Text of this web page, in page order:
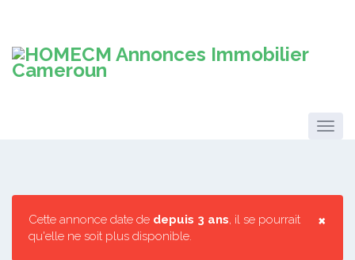
×
Cette annonce date de depuis 3 ans, il se pourrait
qu'elle ne soit plus disponible.